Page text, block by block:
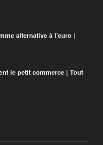
alternative à l'euro |
le petit commerce | Tout